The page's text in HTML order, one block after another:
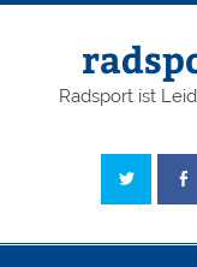
Radsport ist